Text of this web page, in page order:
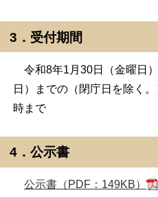
3．受付期間
令和8年1月30日（金曜日
日）までの（閉庁日を除く
時まで
4．公示書
公示書（PDF：149KB）